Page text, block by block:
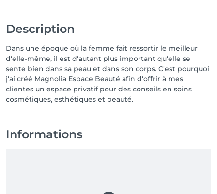
Description
Dans une époque où la femme fait ressortir le meilleur
d'elle-même, il est d'autant plus important qu'elle se
sente bien dans sa peau et dans son corps. C'est pourquoi
j'ai créé Magnolia Espace Beauté afin d'offrir à mes
clientes un espace privatif pour des conseils en soins
cosmétiques, esthétiques et beauté.
Informations